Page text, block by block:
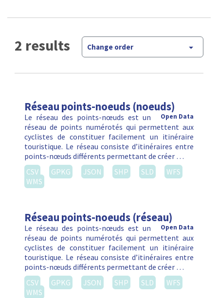
2 results Change order
Réseau points-noeuds (noeuds)
Open Data
Le réseau des points-nœuds est un
réseau de points numérotés qui permettent aux
cyclistes de constituer facilement un itinéraire
touristique. Le réseau consiste d’itinéraires entre
points-nœuds différents permettant de créer …
CSV
GPKG JSON SHP SLD
WFS
WMS
Réseau points-noeuds (réseau)
Open Data
Le réseau des points-nœuds est un
réseau de points numérotés qui permettent aux
cyclistes de constituer facilement un itinéraire
touristique. Le réseau consiste d’itinéraires entre
points-nœuds différents permettant de créer …
CSV
GPKG JSON SHP SLD
WFS
WMS